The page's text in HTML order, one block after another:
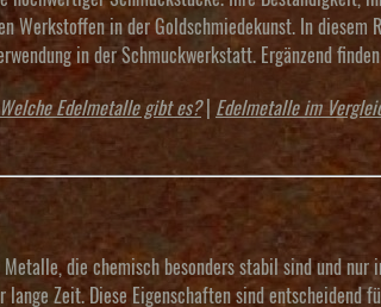
Werkstoffen in der Goldschmiedekunst. In
in der Schmuckwerkstatt. Ergänzend
Welche Edelmetalle gibt es?| Edelmetalle im
die chemisch besonders stabil sind und
lange Zeit. Diese Eigenschaften sind entscheidend